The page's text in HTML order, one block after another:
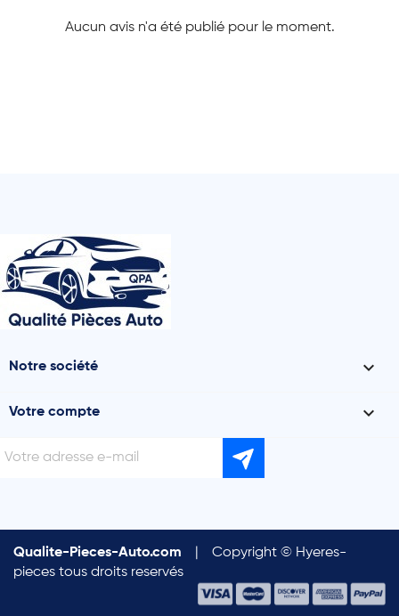
Aucun avis n'a été publié pour le moment.
Notre société 
Votre compte 
Qualite-Pieces-Auto.com
Copyright © Hyeres-
pieces tous droits reservés